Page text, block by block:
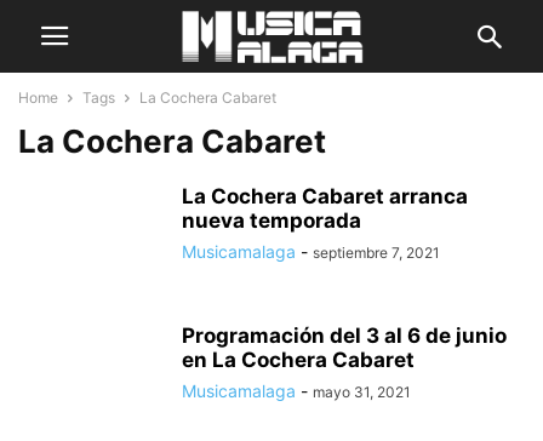
Home Tags La Cochera Cabaret
La Cochera Cabaret
La Cochera Cabaret arranca
nueva temporada
Musicamalaga - septiembre 7, 2021
Programación del 3 al 6 de junio
en La Cochera Cabaret
Musicamalaga - mayo 31, 2021